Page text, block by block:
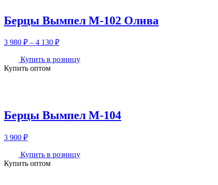
Берцы Вымпел М-102 Олива
3 980 ₽ – 4 130 ₽Диапазон
3
Купить в розницу
Купить оптом
Берцы Вымпел М-104
3 900 ₽
Купить в розницу
Купить оптом